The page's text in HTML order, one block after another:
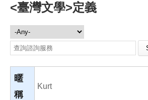
<臺灣文學>定義
諮詢服務
Search this site
暱
稱
Kurt